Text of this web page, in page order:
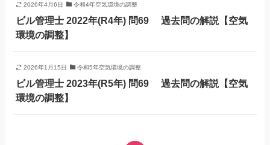
2026年4月6日 令和4年空気環境の調整
ビル管理士 2022年(R4年) 問69 過去問の解説【空気
環境の調整】
2026年1月15日 令和5年空気環境の調整
ビル管理士 2023年(R5年) 問69 過去問の解説【空気
環境の調整】